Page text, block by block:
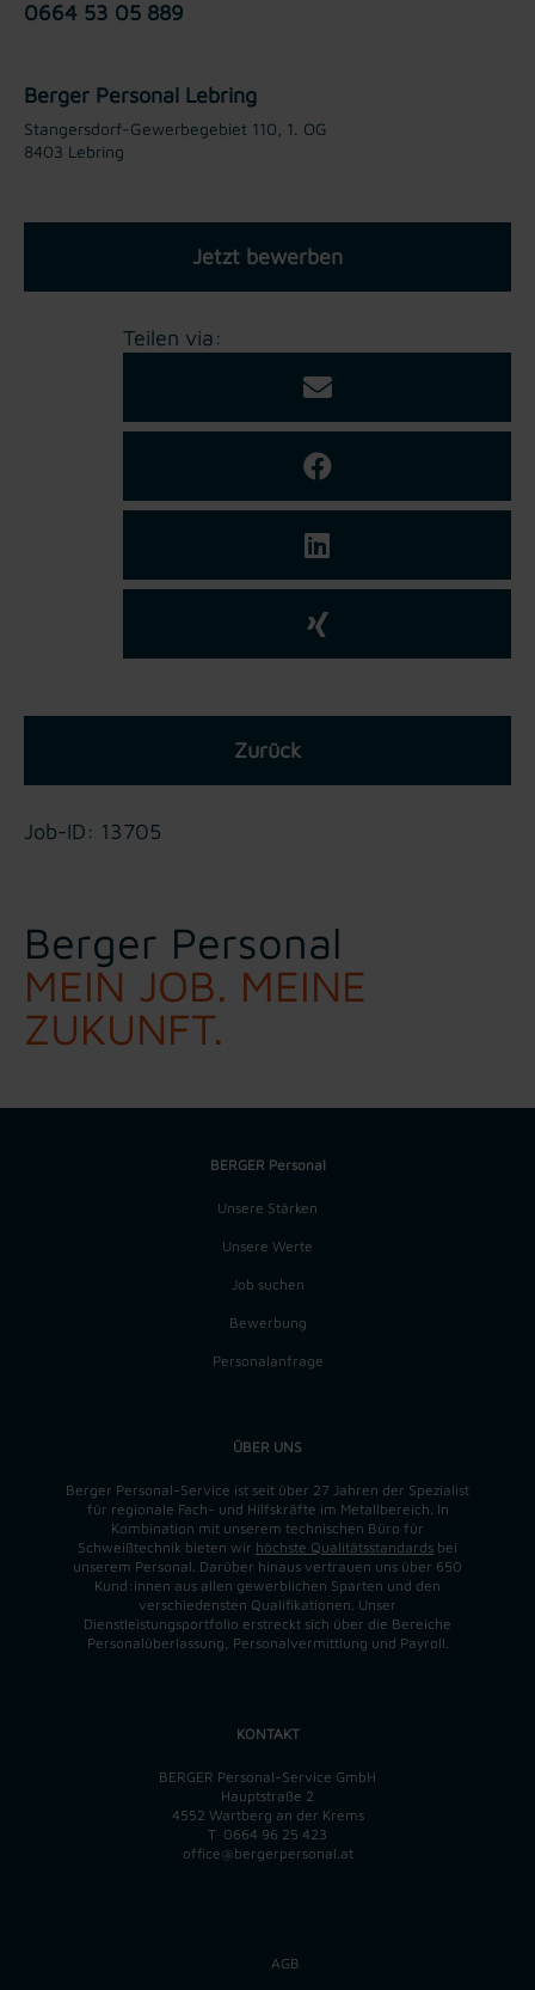
0664 53 05 889
Berger Personal Lebring
Stangersdorf-Gewerbegebiet 110, 1. OG
8403 Lebring
Jetzt bewerben
Teilen via:
Zurück
Job-ID: 13705
Berger Personal
MEIN JOB. MEINE
ZUKUNFT.
BERGER Personal
Unsere Stärken
Unsere Werte
Job suchen
Bewerbung
Personalanfrage
ÜBER UNS
Berger Personal-Service ist seit über 27 Jahren der Spezialist
für regionale Fach- und Hilfskräfte im Metallbereich. In
Kombination mit unserem technischen Büro für
Schweißtechnik bieten wir höchste Qualitätsstandards bei
unserem Personal. Darüber hinaus vertrauen uns über 650
Kund:innen aus allen gewerblichen Sparten und den
verschiedensten Qualifikationen. Unser
Dienstleistungsportfolio erstreckt sich über die Bereiche
Personalüberlassung, Personalvermittlung und Payroll.
KONTAKT
BERGER Personal-Service GmbH
Hauptstraße 2
4552 Wartberg an der Krems
T 0664 96 25 423
office@bergerpersonal.at
AGB